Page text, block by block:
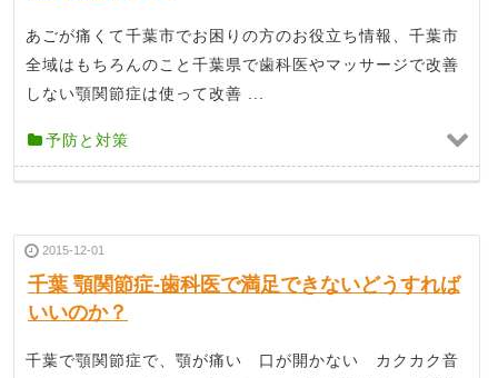
あごが痛くて千葉市でお困りの方のお役立ち情報、千葉市
全域はもちろんのこと千葉県で歯科医やマッサージで改善
しない顎関節症は使って改善 ...
予防と対策
2015-12-01
千葉 顎関節症‐歯科医で満足できないどうすれば
いいのか？
千葉で顎関節症で、顎が痛い 口が開かない カクカク音